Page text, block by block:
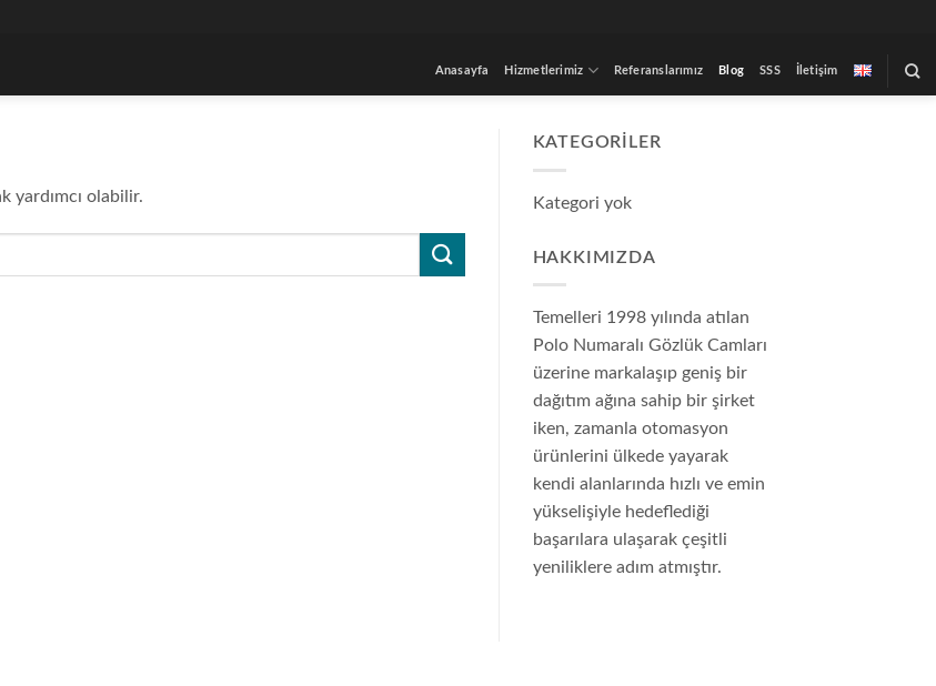
Anasayfa Hizmetlerimiz Referanslarımız Blog SSS İletişim
yardımcı olabilir.
KATEGORILER
Kategori yok
HAKKIMIZDA
Temelleri 1998 yılında atılan
Polo Numaralı Gözlük Camları
üzerine markalaşıp geniş bir
dağıtım ağına sahip bir şirket
iken, zamanla otomasyon
ürünlerini ülkede yayarak
kendi alanlarında hızlı ve emin
yükselişiyle hedeflediği
başarılara ulaşarak çeşitli
yeniliklere adım atmıştır.